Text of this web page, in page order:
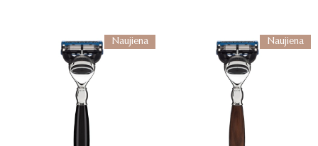
Naujiena Naujiena